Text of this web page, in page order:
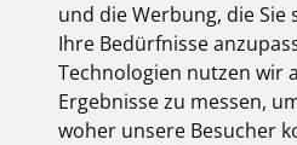
und die Werbung, die Sie
Ihre Bedürfnisse
Technologien nutzen wir
Ergebnisse zu messen,
woher unsere Besucher